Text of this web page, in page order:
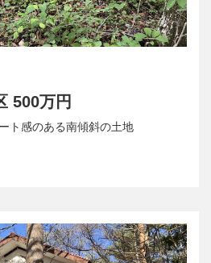
500万円
ト感のある南傾斜の土地